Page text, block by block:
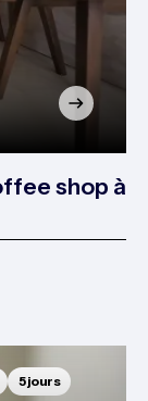
shop à
5 jours